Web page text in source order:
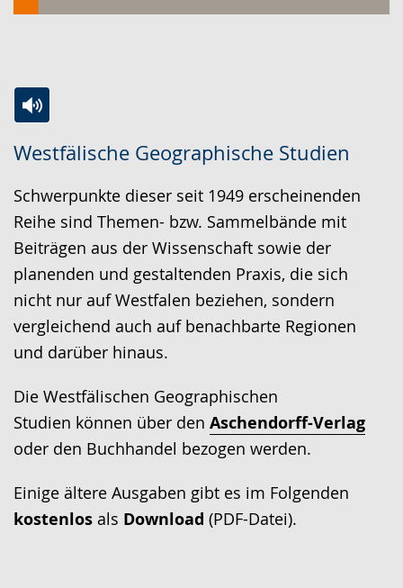
Westfälische Geographische Studien
Leichten
Sprache
wechseln.
Audio-
Unterstützung.
Video
in
Deutscher
Gebärdensprache
wird
angezeigt.
Schwerpunkte dieser seit 1949 erscheinenden
Reihe sind Themen- bzw. Sammelbände mit
Beiträgen aus der Wissenschaft sowie der
planenden und gestaltenden Praxis, die sich
nicht nur auf Westfalen beziehen, sondern
vergleichend auch auf benachbarte Regionen
und darüber hinaus.
Die Westfälischen Geographischen
Studien können über den Aschendorff-Verlag
oder den Buchhandel bezogen werden.
Einige ältere Ausgaben gibt es im Folgenden
kostenlos als Download (PDF-Datei).